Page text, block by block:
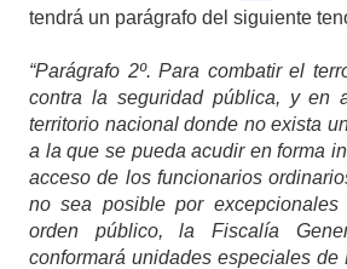
tendrá un parágrafo del siguiente
“Parágrafo 2º. Para combatir el
contra la seguridad pública, y en
territorio nacional donde no exista
a la que se pueda acudir en forma
acceso de los funcionarios
no sea posible por
orden público, la Fiscalía
conformará unidades especiales